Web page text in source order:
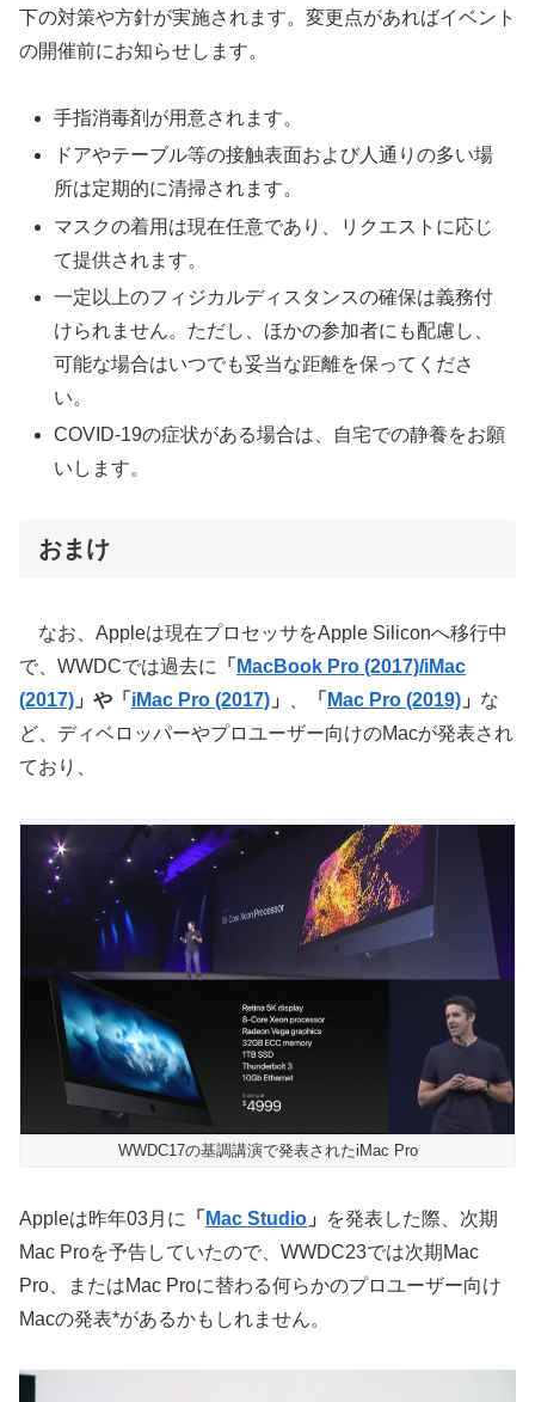
下の対策や方針が実施されます。変更点があればイベント
の開催前にお知らせします。
手指消毒剤が用意されます。
ドアやテーブル等の接触表面および人通りの多い場
所は定期的に清掃されます。
マスクの着用は現在任意であり、リクエストに応じ
て提供されます。
一定以上のフィジカルディスタンスの確保は義務付
けられません。ただし、ほかの参加者にも配慮し、
可能な場合はいつでも妥当な距離を保ってくださ
い。
COVID-19の症状がある場合は、自宅での静養をお願
いします。
おまけ
なお、Appleは現在プロセッサをApple Siliconへ移行中
で、WWDCでは過去に
「 MacBook Pro (2017)/iMac
(2017) 」や「 iMac Pro (2017) 」 「 Mac Pro (2019) 」 な
ど、ディベロッパーやプロユーザー向けのMacが発表され
ており、
WWDC17の基調講演で発表されたiMac Pro
Appleは昨年03月に 「 Mac Studio 」
を発表した際、次期
Mac Proを予告していたので、WWDC23では次期Mac
Pro、またはMac Proに替わる何らかのプロユーザー向け
Macの発表*があるかもしれません。